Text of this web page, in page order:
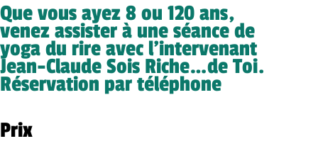
Que vous ayez 8 ou 120 ans,
venez assister à une séance de
yoga du rire avec l’intervenant
Jean-Claude Sois Riche…de Toi.
Réservation par téléphone
Prix